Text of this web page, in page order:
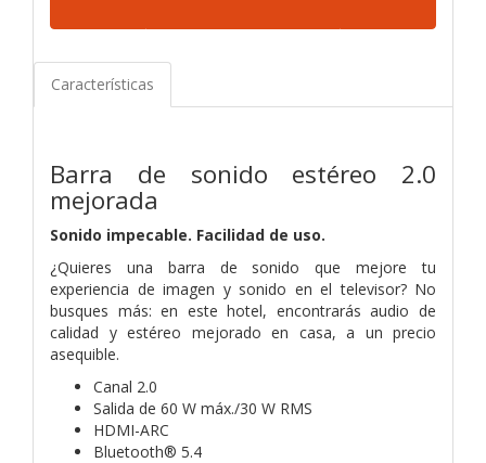
Características
Barra de sonido estéreo 2.0
mejorada
Sonido impecable. Facilidad de uso.
¿Quieres una barra de sonido que mejore tu
experiencia de imagen y sonido en el televisor? No
busques más: en este hotel, encontrarás audio de
calidad y estéreo mejorado en casa, a un precio
asequible.
Canal 2.0
Salida de 60 W máx./30 W RMS
HDMI-ARC
Bluetooth® 5.4